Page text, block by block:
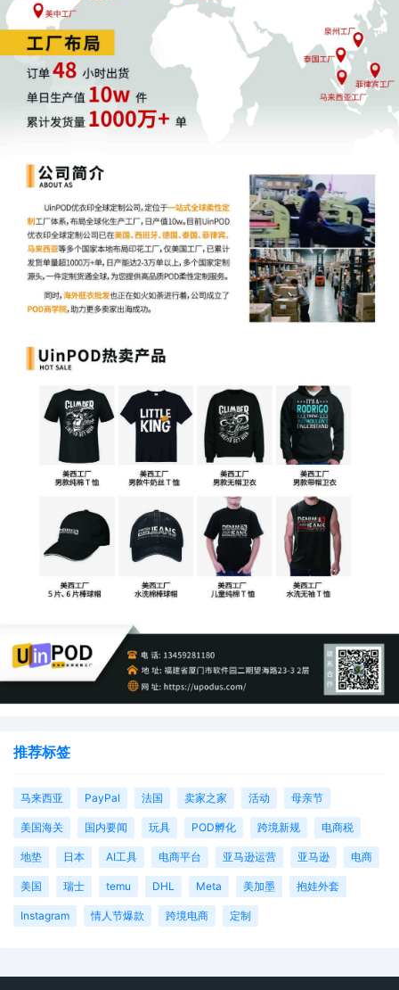
推荐标签
马来西亚 PayPal 法国 卖家之家 活动 母亲节
美国海关 国内要闻 玩具 POD孵化 跨境新规 电商税
地垫 日本 AI工具 电商平台 亚马逊运营 亚马逊 电商
美国 瑞士 temu DHL Meta 美加墨 抱娃外套
Instagram 情人节爆款 跨境电商 定制